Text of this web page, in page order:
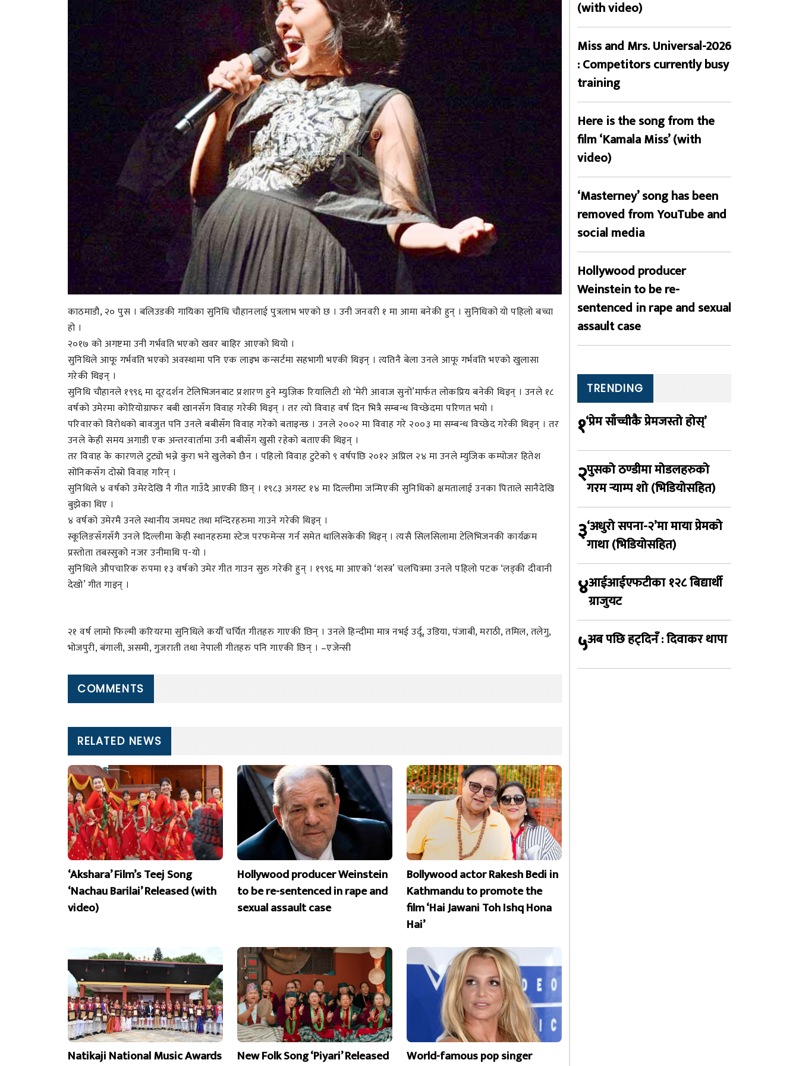
काठमाडौ, २० पुस । बलिउडकी गायिका सुनिधि चौहानलाई पुत्रलाभ भएको छ । उनी जनवरी १ मा आमा बनेकी हुन् । सुनिधिको यो पहिलो बच्चा
हो ।
२०१७ को अगष्टमा उनी गर्भवति भएको खवर बाहिर आएको थियो ।
सुनिधिले आफू गर्भवति भएको अवस्थामा पनि एक लाइभ कन्सर्टमा सहभागी भएकी थिइन् । त्यतिनै बेला उनले आफू गर्भवति भएको खुलासा
गरेकी थिइन् ।
सुनिधि चौहानले १९९६ मा दूरदर्शन टेलिभिजनबाट प्रशारण हुने म्युजिक रियालिटी शो ‘मेरी आवाज सुनो’मार्फत लोकप्रिय बनेकी थिइन् । उनले १८
वर्षको उमेरमा कोरियोग्राफर बबी खानसँग विवाह गरेकी थिइन् । तर त्यो विवाह वर्ष दिन भित्रै सम्बन्ध विच्छेदमा परिणत भयो ।
परिवारको विरोधको बावजुत पनि उनले बबीसँग विवाह गरेको बताइन्छ । उनले २००२ मा विवाह गरे २००३ मा सम्बन्ध विच्छेद गरेकी थिइन् । तर
उनले केही समय अगाडी एक अन्तरवार्तामा उनी बबीसँग खुसी रहेको बताएकी थिइन् ।
तर विवाह के कारणले टुट्यो भन्ने कुरा भने खुलेको छैन । पहिलो विवाह टुटेको ९ वर्षपछि २०१२ अप्रिल २४ मा उनले म्युजिक कम्पोजर हितेश
सोनिकसँग दोस्रो विवाह गरिन् ।
सुनिधिले ४ वर्षको उमेरदेखि नै गीत गाउँदै आएकी छिन् । १९८३ अगस्ट १४ मा दिल्लीमा जन्मिएकी सुनिधिको क्षमतालाई उनका पिताले सानैदेखि
बुझेका थिए ।
४ वर्षको उमेरमै उनले स्थानीय जमघट तथा मन्दिरहरुमा गाउने गरेकी थिइन् ।
स्कूलिङसँगसँगै उनले दिल्लीमा केही स्थानहरुमा स्टेज परफमेन्स गर्न समेत थालिसकेकी थिइन् । त्यसै सिलसिलामा टेलिभिजनकी कार्यक्रम
प्रस्तोता तबस्सुको नजर उनीमाथि प-यो ।
सुनिधिले औपचारिक रुपमा १३ वर्षको उमेर गीत गाउन सुरु गरेकी हुन् । १९९६ मा आएको ‘शस्त्र’ चलचित्रमा उनले पहिलो पटक ‘लड्की दीवानी
देखो’ गीत गाइन् ।
२१ वर्ष लामो फिल्मी करियरमा सुनिधिले कयौँ चर्चित गीतहरु गाएकी छिन् । उनले हिन्दीमा मात्र नभई उर्दू, उडिया, पंजाबी, मराठी, तमिल, तलेगु,
भोजपुरी, बंगाली, असमी, गुजराती तथा नेपाली गीतहरु पनि गाएकी छिन् । –एजेन्सी
COMMENTS
RELATED NEWS
‘Akshara’ Film’s Teej Song
‘Nachau Barilai’ Released (with
video)
Hollywood producer Weinstein
to be re-sentenced in rape and
sexual assault case
Bollywood actor Rakesh Bedi in
Kathmandu to promote the
film ‘Hai Jawani Toh Ishq Hona
Hai’
Natikaji National Music Awards
New Folk Song ‘Piyari’ Released
World-famous pop singer
(with video)
Miss and Mrs. Universal-2026
: Competitors currently busy
training
Here is the song from the
film ‘Kamala Miss’ (with
video)
‘Masterney’ song has been
removed from YouTube and
social media
Hollywood producer
Weinstein to be re-
sentenced in rape and sexual
assault case
TRENDING
१‘प्रेम साँच्चीकै प्रेमजस्तो होस्’
२पुसको ठण्डीमा मोडलहरुको
गरम र्‍याम्प शो (भिडियोसहित)
३‘अधुरो सपना-२’मा माया प्रेमको
गाथा (भिडियोसहित)
४आईआईएफटीका १२८ बिद्यार्थी
ग्राजुयट
५अब पछि हट्दिनँ : दिवाकर थापा